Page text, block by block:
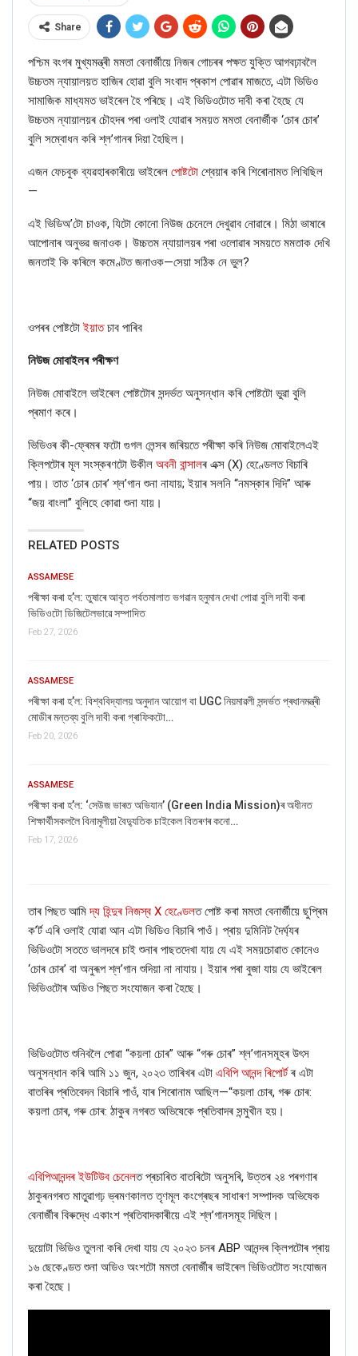
এনেদৰেই এয়া স্পষ্ট হয় যে ফটোখনত বিৰাট কোহলীৰ সৈতে আশিষ নেহৰাৰহে
ফটো আছিল আৰু পোষ্টটোত কৰা দাবী ভুৱা।
আপোনাৰো যদি কোনো বিষয় বা বাতৰিৰ সত্যতা নিৰূপণ কৰিব বিচাৰে তেন্তে
Share
পশ্চিম বংগৰ মুখ্যমন্ত্ৰী মমতা বেনাৰ্জীয়ে নিজৰ গোচৰৰ পক্ষত যুক্তি আগবঢ়াবলৈ
উচ্চতম ন্যায়ালয়ত হাজিৰ হোৱা বুলি সংবাদ প্ৰকাশ পোৱাৰ মাজতে, এটা ভিডিও
সামাজিক মাধ্যমত ভাইৰেল হৈ পৰিছে। এই ভিডিওটোত দাবী কৰা হৈছে যে
উচ্চতম ন্যায়ালয়ৰ চৌহদৰ পৰা ওলাই যোৱাৰ সময়ত মমতা বেনাৰ্জীক ‘চোৰ চোৰ’
বুলি সম্বোধন কৰি শ্ল’গানৰ দিয়া হৈছিল।
এজন ফেচবুক ব্যৱহাৰকাৰীয়ে ভাইৰেল পোষ্টটো শ্বেয়াৰ কৰি শিৰোনামত লিখিছিল
—
এই ভিডিঅ’টো চাওক, যিটো কোনো নিউজ চেনেলে দেখুৱাব নোৱাৰে। মিঠা ভাষাৰে
আপোনাৰ অনুভৱ জনাওক। উচ্চতম ন্যায়ালয়ৰ পৰা ওলোৱাৰ সময়তে মমতাক দেখি
জনতাই কি কৰিলে কমেণ্টত জনাওক—সেয়া সঠিক নে ভুল?
ওপৰৰ পোষ্টটো ইয়াতচাব পাৰিব
নিউজ মোবাইলৰ পৰীক্ষণ
নিউজ মোবাইলে ভাইৰেল পোষ্টটোৰ সন্দৰ্ভত অনুসন্ধান কৰি পোষ্টটো ভুৱা বুলি
প্ৰমাণ কৰে।
ভিডিওৰ কী-ফ্ৰেমৰ ফটো গুগল লেন্সৰ জৰিয়তে পৰীক্ষা কৰি নিউজ মোবাইলেএই
ক্লিপটোৰ মূল সংস্কৰণটো উকীল অবনী বান্সালৰ এক্স (X) হেণ্ডেলত বিচাৰি
পায়। তাত ‘চোৰ চোৰ’ শ্ল’গান শুনা নাযায়; ইয়াৰ সলনি “নমস্কাৰ দিদি” আৰু
“জয় বাংলা” বুলিহে কোৱা শুনা যায়।
RELATED POSTS
ASSAMESE
পৰীক্ষা কৰা হ’ল: তুষাৰে আবৃত পৰ্বতমালাত ভগৱান হনুমান দেখা পোৱা বুলি দাবী কৰা
ভিডিওটো ডিজিটেলভাৱে সম্পাদিত
Feb 27, 2026
ASSAMESE
পৰীক্ষা কৰা হ’ল: বিশ্ববিদ্যালয় অনুদান আয়োগ বা UGC নিয়মাৱলী সন্দৰ্ভত প্ৰধানমন্ত্ৰী
মোডীৰ মন্তব্য বুলি দাবী কৰা গ্ৰাফিকটো…
Feb 20, 2026
ASSAMESE
পৰীক্ষা কৰা হ’ল: ‘সেউজ ভাৰত অভিযান’ (Green India Mission)ৰ অধীনত
শিক্ষাৰ্থীসকললৈ বিনামূলীয়া বৈদ্যুতিক চাইকেল বিতৰণৰ কনো…
Feb 17, 2026
তাৰ পিছত আমিদ্য হিন্দুৰ নিজস্ব X হেণ্ডেলত পোষ্ট কৰা মমতা বেনাৰ্জীয়ে ছুপ্ৰিম
ক’ৰ্ট এৰি ওলাই যোৱা আন এটা ভিডিও বিচাৰি পাওঁ। প্ৰায় দুমিনিট দৈৰ্ঘ্যৰ
ভিডিওটো সততে ভালদৰে চাই শুনাৰ পাছতদেখা যায় যে এই সময়চোৱাত কোনেও
‘চোৰ চোৰ’ বা অনুৰূপ শ্ল’গান শুদিয়া না নাযায়। ইয়াৰ পৰা বুজা যায় যে ভাইৰেল
ভিডিওটোৰ অডিও পিছত সংযোজন কৰা হৈছে।
ভিডিওটোত শুনিবলৈ পোৱা “কয়লা চোৰ” আৰু “গৰু চোৰ” শ্ল’গানসমূহৰ উৎস
অনুসন্ধান কৰি আমি ১১ জুন, ২০২৩ তাৰিখৰ এটা এবিপি আনন্দ ৰিপোৰ্ট ৰ এটা
বাতৰিৰ প্ৰতিবেদন বিচাৰি পাওঁ, যাৰ শিৰোনাম আছিল—“কয়লা চোৰ, গৰু চোৰ:
কয়লা চোৰ, গৰু চোৰ: ঠাকুৰ নগৰত অভিষেকে প্ৰতিবাদৰ সন্মুখীন হয়।
এবিপিআনন্দৰ ইউটিউব চেনেলত প্ৰচাৰিত বাতৰিটো অনুসৰি, উত্তৰ ২৪ পৰগণাৰ
ঠাকুৰনগৰত মাতুৱাগঢ় ভ্ৰমণকালত তৃণমূল কংগ্ৰেছৰ সাধাৰণ সম্পাদক অভিষেক
বেনাৰ্জীৰ বিৰুদ্ধে একাংশ প্ৰতিবাদকাৰীয়ে এই শ্ল’গানসমূহ দিছিল।
দুয়োটা ভিডিও তুলনা কৰি দেখা যায় যে ২০২৩ চনৰ ABP আনন্দৰ ক্লিপটোৰ প্ৰায়
১৬ ছেকেণ্ডত শুনা অডিও অংশটো মমতা বেনাৰ্জীৰ ভাইৰেল ভিডিওটোত সংযোজন
কৰা হৈছে।